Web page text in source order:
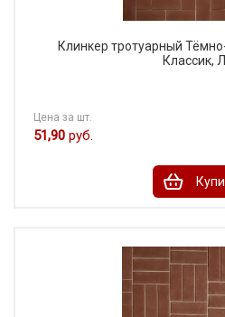
Клинкер тротуарный
Классик,
Цена за шт.
51,90 руб.